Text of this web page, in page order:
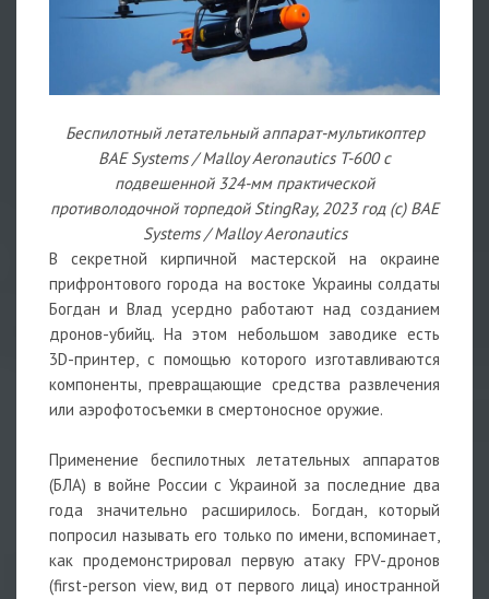
Беспилотный летательный аппарат-мультикоптер
BAE Systems / Malloy Aeronautics T-600 с
подвешенной 324-мм практической
противолодочной торпедой StingRay, 2023 год (с) BAE
Systems / Malloy Aeronautics
В секретной кирпичной мастерской на окраине
прифронтового города на востоке Украины солдаты
Богдан и Влад усердно работают над созданием
дронов-убийц. На этом небольшом заводике есть
3D-принтер, с помощью которого изготавливаются
компоненты, превращающие средства развлечения
или аэрофотосъемки в смертоносное оружие.
Применение беспилотных летательных аппаратов
(БЛА) в войне России с Украиной за последние два
года значительно расширилось. Богдан, который
попросил называть его только по имени, вспоминает,
как продемонстрировал первую атаку FPV-дронов
(first-person view, вид от первого лица) иностранной